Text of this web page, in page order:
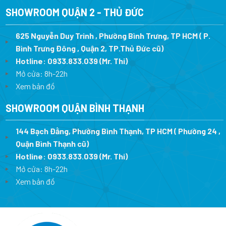
SHOWROOM QUẬN 2 - THỦ ĐỨC
625 Nguyễn Duy Trinh , Phường Bình Trưng, TP HCM ( P.
Bình Trưng Đông , Quận 2, TP.Thủ Đức cũ)
Hotline: 0933.833.039(Mr. Thi)
Mở cửa: 8h-22h
Xem bản đồ
SHOWROOM QUẬN BÌNH THẠNH
144 Bạch Đằng, Phường Bình Thạnh, TP HCM ( Phường 24 ,
Quận Bình Thạnh cũ)
Hotline: 0933.833.039(Mr. Thi)
Mở cửa: 8h-22h
Xem bản đồ